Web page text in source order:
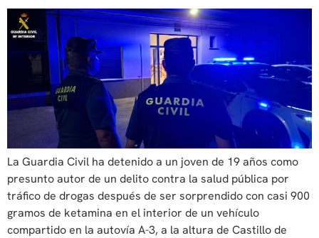
La Guardia Civil ha detenido a un joven de 19 años como
presunto autor de un delito contra la salud pública por
tráfico de drogas después de ser sorprendido con casi 900
gramos de ketamina en el interior de un vehículo
compartido en la autovía A-3, a la altura de Castillo de